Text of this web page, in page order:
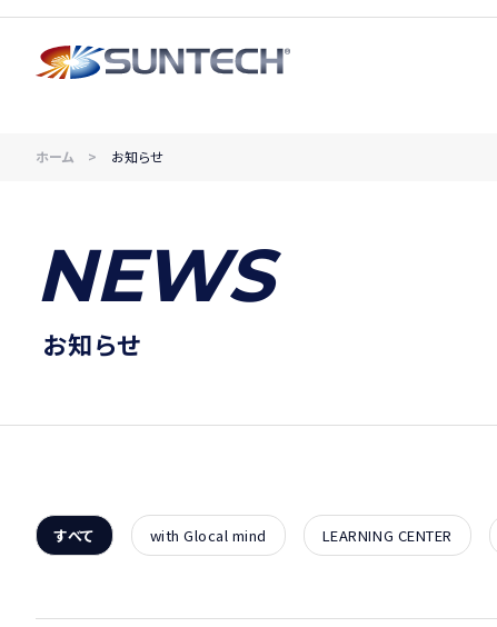
ホーム お知らせ
NEWS
お知らせ
すべて with Glocal mind LEARNING CENTER